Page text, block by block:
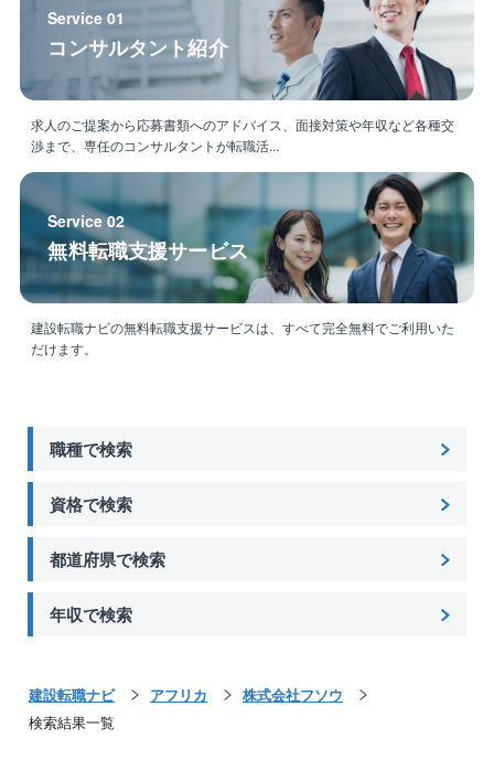
Service 01
コンサルタント紹介
求人のご提案から応募書類へのアドバイス、面接対策や年収など各種交
渉まで、専任のコンサルタントが転職活...
Service 02
無料転職支援サービス
建設転職ナビの無料転職支援サービスは、すべて完全無料でご利用いた
だけます。
職種で検索
資格で検索
都道府県で検索
年収で検索
建設転職ナビ アフリカ
株式会社フソウ
検索結果一覧